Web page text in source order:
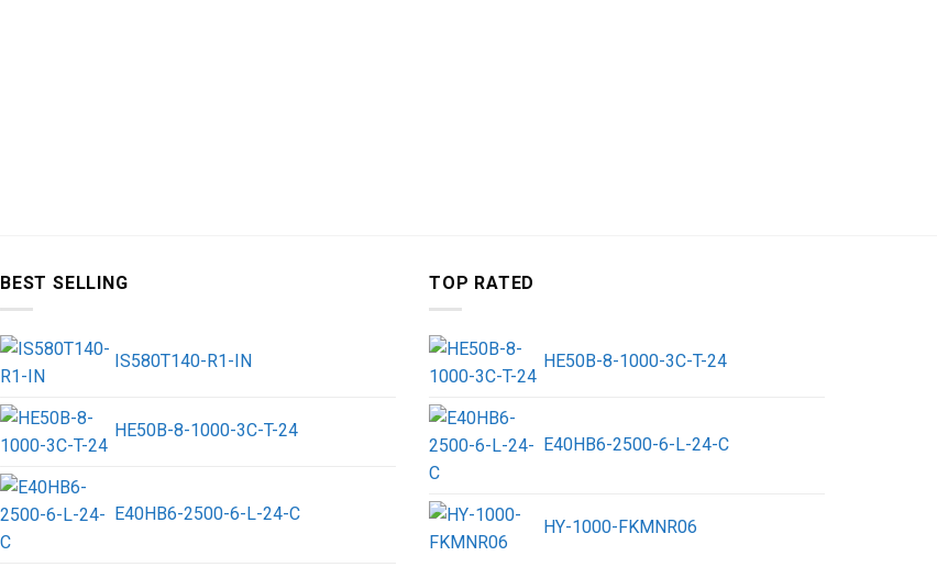
BEST SELLING
IS580T140-R1-IN
HE50B-8-1000-3C-T-24
E40HB6-2500-6-L-24-C
TOP RATED
HE50B-8-1000-3C-T-24
E40HB6-2500-6-L-24-C
HY-1000-FKMNR06